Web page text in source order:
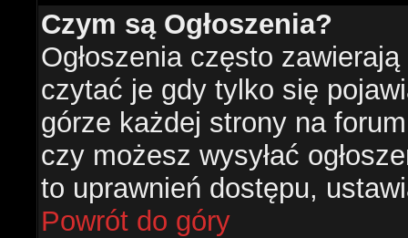
Czym są Ogłoszenia?
Ogłoszenia często
czytać je gdy tylko się
górze każdej strony na
czy możesz wysyłać
to uprawnień dostępu,
Powrót do góry